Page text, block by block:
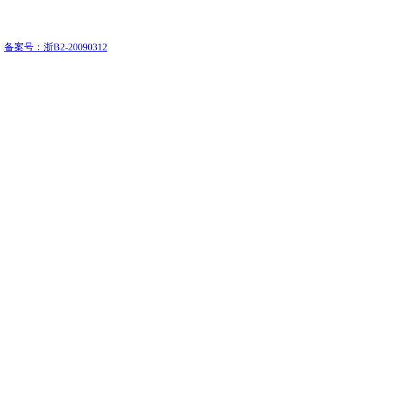
备案号：浙B2-20090312